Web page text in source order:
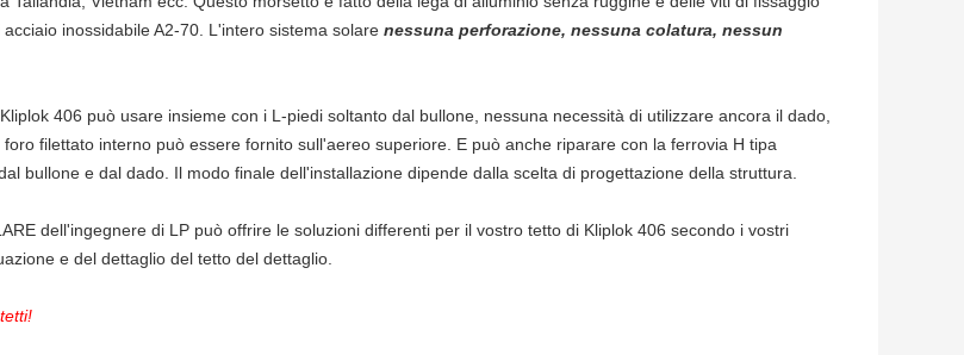
inossidabile A2-70. L'intero sistema solare nessuna perforazione, nessuna colatura, nessun
406 può usare insieme con i L-piedi soltanto dal bullone, nessuna necessità di utilizzare ancora il dado,
foro filettato interno può essere fornito sull'aereo superiore. E può anche riparare con la ferrovia H tipa
bullone e dal dado. Il modo finale dell'installazione dipende dalla scelta di progettazione della struttura.
dell'ingegnere di LP può offrire le soluzioni differenti per il vostro tetto di Kliplok 406 secondo i vostri
e del dettaglio del tetto del dettaglio.